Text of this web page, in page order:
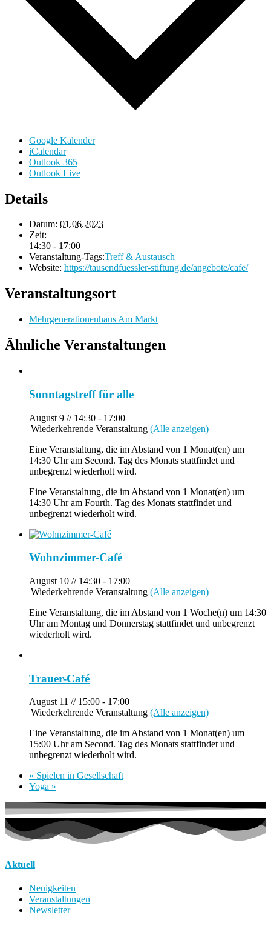
Google Kalender
iCalendar
Outlook 365
Outlook Live
Details
Datum: 01.06.2023
Zeit:
14:30 - 17:00
Veranstaltung-Tags:Treff & Austausch
Website: https://tausendfuessler-stiftung.de/angebote/cafe/
Veranstaltungsort
Mehrgenerationenhaus Am Markt
Ähnliche Veranstaltungen
Sonntagstreff für alle
August 9 // 14:30 - 17:00
|Wiederkehrende Veranstaltung (Alle anzeigen)
Eine Veranstaltung, die im Abstand von 1 Monat(en) um
14:30 Uhr am Second. Tag des Monats stattfindet und
unbegrenzt wiederholt wird.
Eine Veranstaltung, die im Abstand von 1 Monat(en) um
14:30 Uhr am Fourth. Tag des Monats stattfindet und
unbegrenzt wiederholt wird.
Wohnzimmer-Café
August 10 // 14:30 - 17:00
|Wiederkehrende Veranstaltung (Alle anzeigen)
Eine Veranstaltung, die im Abstand von 1 Woche(n) um 14:30
Uhr am Montag und Donnerstag stattfindet und unbegrenzt
wiederholt wird.
Trauer-Café
August 11 // 15:00 - 17:00
|Wiederkehrende Veranstaltung (Alle anzeigen)
Eine Veranstaltung, die im Abstand von 1 Monat(en) um
15:00 Uhr am Second. Tag des Monats stattfindet und
unbegrenzt wiederholt wird.
« Spielen in Gesellschaft
Yoga »
Aktuell
Neuigkeiten
Veranstaltungen
Newsletter